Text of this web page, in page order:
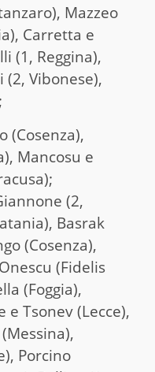
Mazzeo
Carretta e
(1, Reggina),
(2, Vibonese),
(Cosenza),
Mancosu e
(2,
Basrak
(Cosenza),
(Fidelis
(Foggia),
e Tsonev (Lecce),
Porcino